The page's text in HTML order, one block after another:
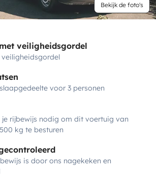
Bekijk de foto's
veiligheidsgordel
voor 3 personen
je rijbewijs nodig om dit voertuig van
kg te besturen
is door ons nagekeken en